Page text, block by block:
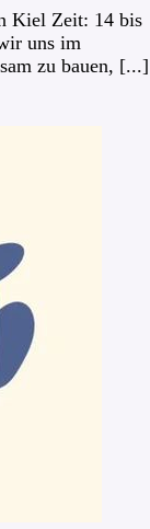
Kiel Zeit: 14 bis
uns im
zu bauen, [...]